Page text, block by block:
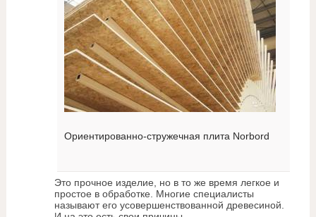
Ориентированно-стружечная плита Norbord
Это прочное изделие, но в то же время легкое и
простое в обработке. Многие специалисты
называют его усовершенствованной древесиной.